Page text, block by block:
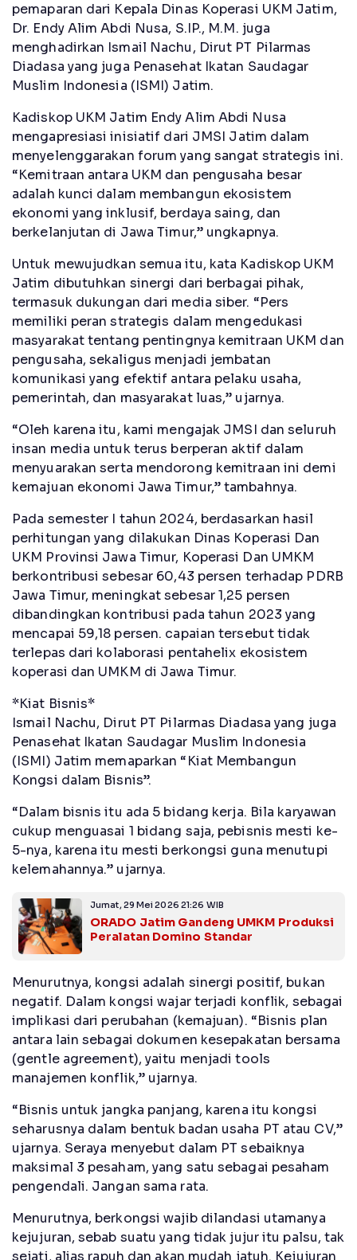
pemaparan dari Kepala Dinas Koperasi UKM Jatim,
Dr. Endy Alim Abdi Nusa, S.IP., M.M. juga
menghadirkan Ismail Nachu, Dirut PT Pilarmas
Diadasa yang juga Penasehat Ikatan Saudagar
Muslim Indonesia (ISMI) Jatim.
Kadiskop UKM Jatim Endy Alim Abdi Nusa
mengapresiasi inisiatif dari JMSI Jatim dalam
menyelenggarakan forum yang sangat strategis ini.
“Kemitraan antara UKM dan pengusaha besar
adalah kunci dalam membangun ekosistem
ekonomi yang inklusif, berdaya saing, dan
berkelanjutan di Jawa Timur,” ungkapnya.
Untuk mewujudkan semua itu, kata Kadiskop UKM
Jatim dibutuhkan sinergi dari berbagai pihak,
termasuk dukungan dari media siber. “Pers
memiliki peran strategis dalam mengedukasi
masyarakat tentang pentingnya kemitraan UKM dan
pengusaha, sekaligus menjadi jembatan
komunikasi yang efektif antara pelaku usaha,
pemerintah, dan masyarakat luas,” ujarnya.
“Oleh karena itu, kami mengajak JMSI dan seluruh
insan media untuk terus berperan aktif dalam
menyuarakan serta mendorong kemitraan ini demi
kemajuan ekonomi Jawa Timur,” tambahnya.
Pada semester I tahun 2024, berdasarkan hasil
perhitungan yang dilakukan Dinas Koperasi Dan
UKM Provinsi Jawa Timur, Koperasi Dan UMKM
berkontribusi sebesar 60,43 persen terhadap PDRB
Jawa Timur, meningkat sebesar 1,25 persen
dibandingkan kontribusi pada tahun 2023 yang
mencapai 59,18 persen. capaian tersebut tidak
terlepas dari kolaborasi pentahelix ekosistem
koperasi dan UMKM di Jawa Timur.
*Kiat Bisnis*
Ismail Nachu, Dirut PT Pilarmas Diadasa yang juga
Penasehat Ikatan Saudagar Muslim Indonesia
(ISMI) Jatim memaparkan “Kiat Membangun
Kongsi dalam Bisnis”.
“Dalam bisnis itu ada 5 bidang kerja. Bila karyawan
cukup menguasai 1 bidang saja, pebisnis mesti ke-
5-nya, karena itu mesti berkongsi guna menutupi
kelemahannya.” ujarnya.
Jumat, 29 Mei 2026 21:26 WIB
ORADO Jatim Gandeng UMKM Produksi
Peralatan Domino Standar
Menurutnya, kongsi adalah sinergi positif, bukan
negatif. Dalam kongsi wajar terjadi konflik, sebagai
implikasi dari perubahan (kemajuan). “Bisnis plan
antara lain sebagai dokumen kesepakatan bersama
(gentle agreement), yaitu menjadi tools
manajemen konflik,” ujarnya.
“Bisnis untuk jangka panjang, karena itu kongsi
seharusnya dalam bentuk badan usaha PT atau CV,”
ujarnya. Seraya menyebut dalam PT sebaiknya
maksimal 3 pesaham, yang satu sebagai pesaham
pengendali. Jangan sama rata.
Menurutnya, berkongsi wajib dilandasi utamanya
kejujuran, sebab suatu yang tidak jujur itu palsu, tak
sejati, alias rapuh dan akan mudah jatuh. Kejujuran